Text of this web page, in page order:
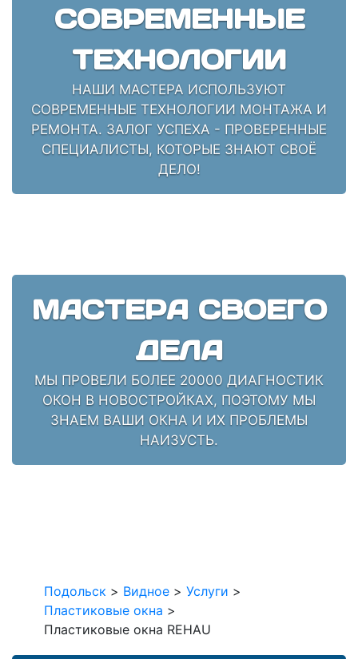
СОВРЕМЕННЫЕ
ТЕХНОЛОГИИ
НАШИ МАСТЕРА ИСПОЛЬЗУЮТ
СОВРЕМЕННЫЕ ТЕХНОЛОГИИ МОНТАЖА И
РЕМОНТА. ЗАЛОГ УСПЕХА - ПРОВЕРЕННЫЕ
СПЕЦИАЛИСТЫ, КОТОРЫЕ ЗНАЮТ СВОЁ
ДЕЛО!
МАСТЕРА СВОЕГО
ДЕЛА
МЫ ПРОВЕЛИ БОЛЕЕ 20000 ДИАГНОСТИК
ОКОН В НОВОСТРОЙКАХ, ПОЭТОМУ МЫ
ЗНАЕМ ВАШИ ОКНА И ИХ ПРОБЛЕМЫ
НАИЗУСТЬ.
Подольск > Видное > Услуги >
Пластиковые окна >
Пластиковые окна REHAU